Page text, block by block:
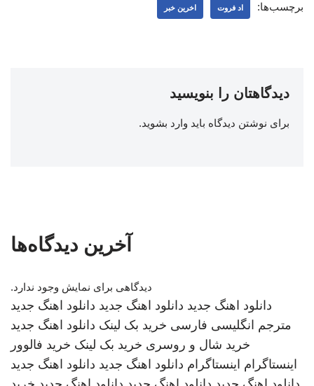
برچسب‌ها: اد فروت اخرین خبر
دیدگاهتان را بنویسید
برای نوشتن دیدگاه باید وارد بشوید.
آخرین دیدگاه‌ها
دیدگاهی برای نمایش وجود ندارد.
دانلود اهنگ جدید دانلود اهنگ جدید دانلود اهنگ جدید
مترجم انگلیسی فارسی خرید بک لینک دانلود اهنگ جدید
خرید شال و روسری خرید بک لینک خرید فالوور
اینستاگرام اینستاگرام دانلود اهنگ جدید دانلود اهنگ جدید